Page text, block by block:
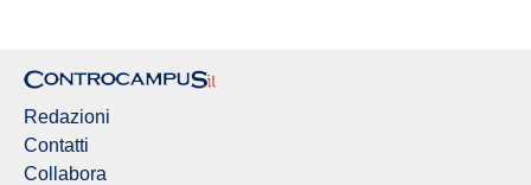
Redazioni
Contatti
Collabora